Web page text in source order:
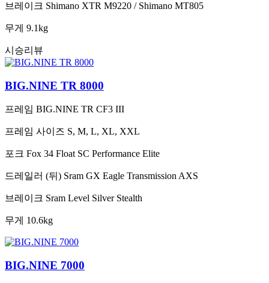
브레이크 Shimano XTR M9220 / Shimano MT805
무게 9.1kg
시승리뷰
BIG.NINE TR 8000
프레임 BIG.NINE TR CF3 III
프레임 사이즈 S, M, L, XL, XXL
포크 Fox 34 Float SC Performance Elite
드레일러 (뒤) Sram GX Eagle Transmission AXS
브레이크 Sram Level Silver Stealth
무게 10.6kg
BIG.NINE 7000